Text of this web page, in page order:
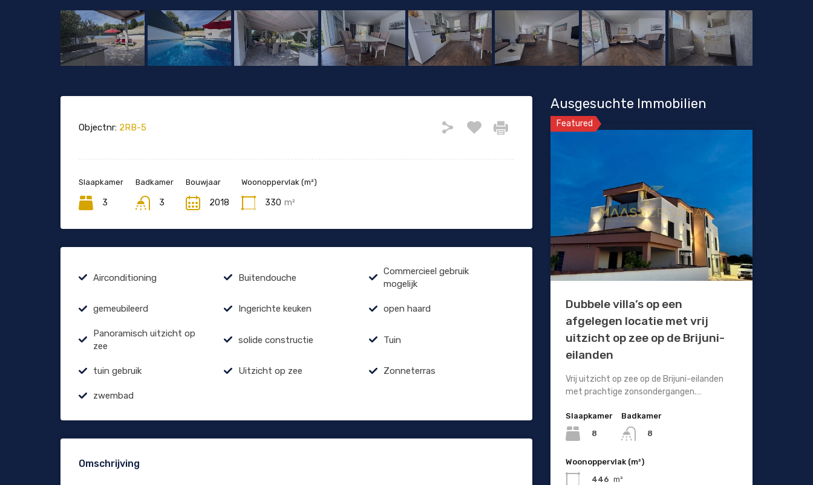
Objectnr: 2RB-5
Slaapkamer
3
Badkamer
3
Bouwjaar
2018
Woonoppervlak (m²)
330 m²
Airconditioning Buitendouche
Commercieel gebruik
mogelijk
gemeubileerd Ingerichte keuken open haard
Panoramisch uitzicht op
zee
solide constructie Tuin
tuin gebruik Uitzicht op zee Zonneterras
zwembad
Omschrijving
Ausgesuchte Immobilien
Featured
Dubbele villa’s op een
afgelegen locatie met vrij
uitzicht op zee op de Brijuni-
eilanden
Vrij uitzicht op zee op de Brijuni-eilanden
met prachtige zonsondergangen.…
Slaapkamer
8
Badkamer
8
Woonoppervlak (m²)
446 m²